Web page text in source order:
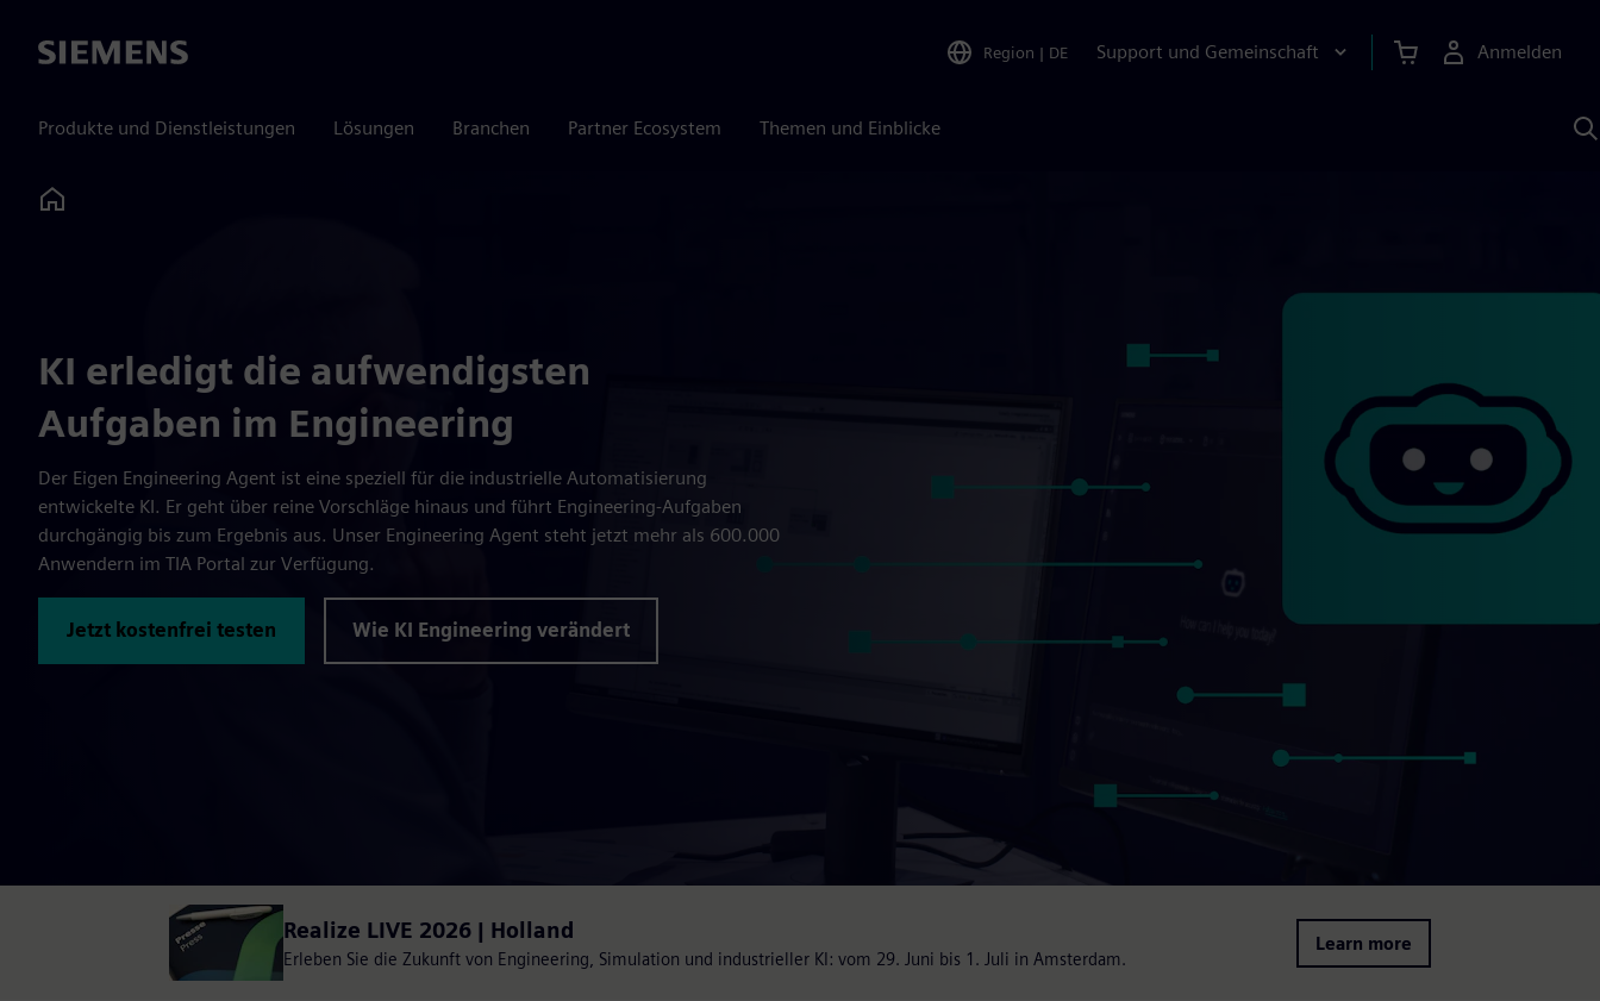
Siemens Region | DE Support und Gemeinschaft Anmelden
Produkte und Dienstleistungen Lösungen Branchen Partner Ecosystem Themen und Einblicke
KI
Home
KI erledigt die aufwendigsten
Aufgaben im Engineering
Der Eigen Engineering Agent ist eine speziell für die industrielle Automatisierung
entwickelte KI. Er geht über reine Vorschläge hinaus und führt Engineering-Aufgaben
durchgängig bis zum Ergebnis aus. Unser Engineering Agent steht jetzt mehr als 600.000
Anwendern im TIA Portal zur Verfügung.
Jetzt kostenfrei testen Wie KI Engineering verändert
Realize LIVE 2026 | Holland
Erleben Sie die Zukunft von Engineering, Simulation und industrieller KI: vom 29. Juni bis 1. Juli in Amsterdam.
Learn more